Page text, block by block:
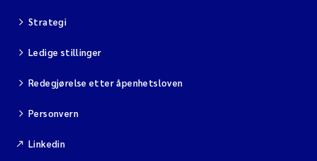
Strategi
Ledige stillinger
Redegjørelse etter åpenhetsloven
Personvern
Linkedin